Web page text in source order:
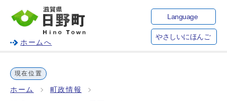
ホームへ
Language
やさしいにほんご
現在位置
ホーム 町政情報